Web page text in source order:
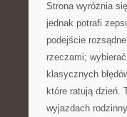
Strona wyróżnia
jednak potrafi
podejście
rzeczami;
klasycznych
które ratują dzień.
wyjazdach